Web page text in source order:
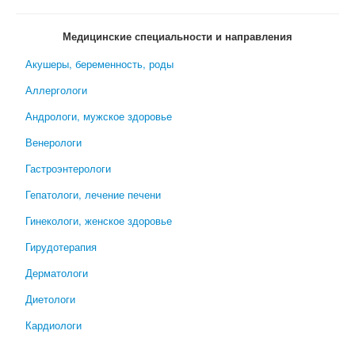
Медицинские специальности и направления
Акушеры, беременность, роды
Аллергологи
Андрологи, мужское здоровье
Венерологи
Гастроэнтерологи
Гепатологи, лечение печени
Гинекологи, женское здоровье
Гирудотерапия
Дерматологи
Диетологи
Кардиологи